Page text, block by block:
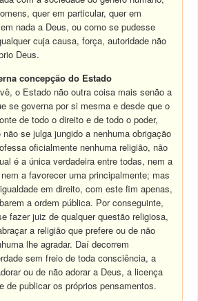
quer em particular, quer em
nada a Deus, ou como se pudesse
cuja causa, força, autoridade não
Deus.
concepção do Estado
o Estado não outra coisa mais senão a
se governa por si mesma e desde que o
de todo o direito e de todo o poder,
se julga jungido a nenhuma obrigação
oficialmente nenhuma religião, não
é a única verdadeira entre todas, nem a
a favorecer uma principalmente; mas
em direito, com este fim apenas,
a ordem pública. Por conseguinte,
fazer juiz de qualquer questão religiosa,
a religião que prefere ou de não
lhe agradar. Daí decorrem
sem freio de toda consciência, a
ou de não adorar a Deus, a licença
de publicar os próprios pensamentos.